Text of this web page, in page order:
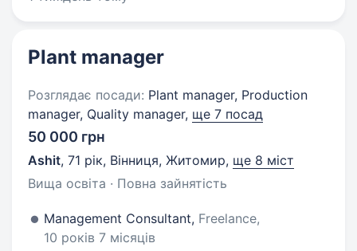
Plant manager
Розглядає посади: Plant manager, Production
manager, Quality manager, ще 7 посад
50 000 грн
Ashit, 71 рік, Вінниця, Житомир, ще 8 міст
Вища освіта · Повна зайнятість
Management Consultant, Freelance,
10 років 7 місяців